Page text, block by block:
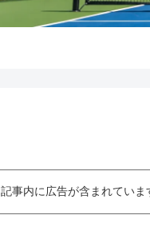
記事内に広告が含まれてい